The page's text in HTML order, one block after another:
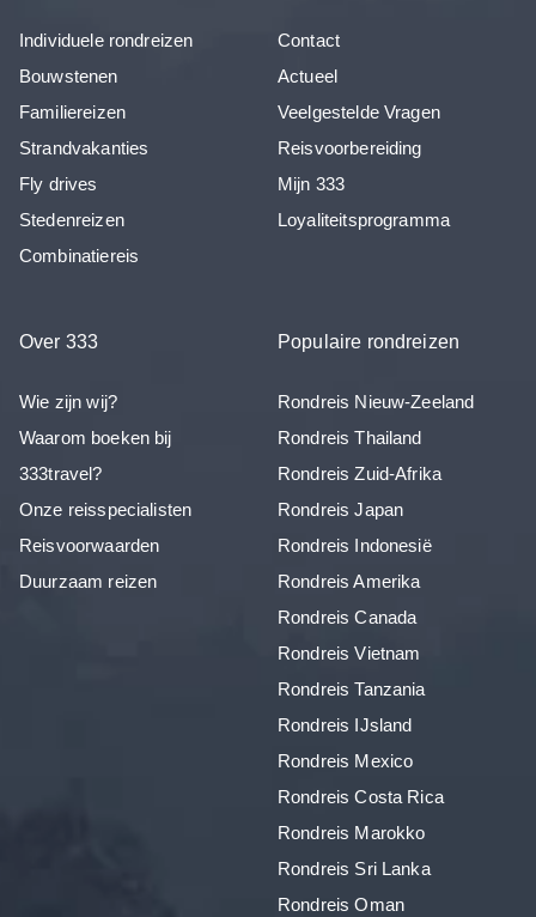
Individuele rondreizen
Bouwstenen
Familiereizen
Strandvakanties
Fly drives
Stedenreizen
Combinatiereis
Contact
Actueel
Veelgestelde Vragen
Reisvoorbereiding
Mijn 333
Loyaliteitsprogramma
Over 333
Wie zijn wij?
Waarom boeken bij
333travel?
Onze reisspecialisten
Reisvoorwaarden
Duurzaam reizen
Populaire rondreizen
Rondreis Nieuw-Zeeland
Rondreis Thailand
Rondreis Zuid-Afrika
Rondreis Japan
Rondreis Indonesië
Rondreis Amerika
Rondreis Canada
Rondreis Vietnam
Rondreis Tanzania
Rondreis IJsland
Rondreis Mexico
Rondreis Costa Rica
Rondreis Marokko
Rondreis Sri Lanka
Rondreis Oman